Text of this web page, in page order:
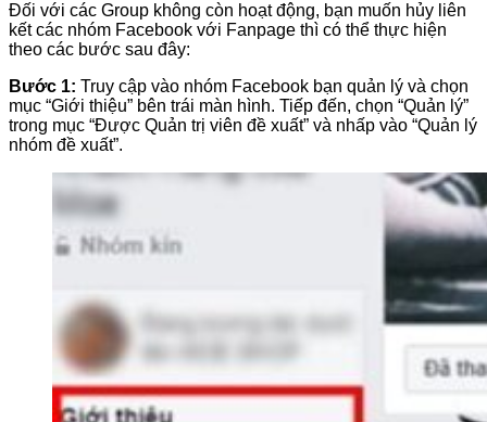
Đối với các Group không còn hoạt động, bạn muốn hủy liên
kết các nhóm Facebook với Fanpage thì có thể thực hiện
theo các bước sau đây:
Bước 1: Truy cập vào nhóm Facebook bạn quản lý và chọn
mục “Giới thiệu” bên trái màn hình. Tiếp đến, chọn “Quản lý”
trong mục “Được Quản trị viên đề xuất” và nhấp vào “Quản lý
nhóm đề xuất”.